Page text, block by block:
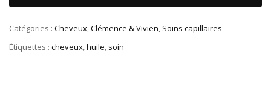
Catégories : Cheveux,Clémence & Vivien, Soins capillaires
Étiquettes : cheveux,huile, soin